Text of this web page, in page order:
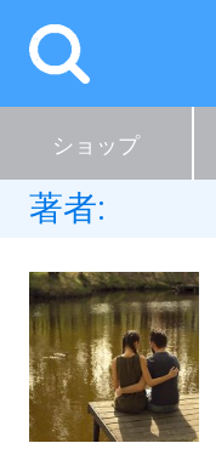
ショップ
著者: